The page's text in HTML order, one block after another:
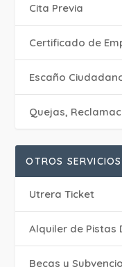
Cita Previa
Certificado de
Escaño
Quejas,
OTROS SERVICIOS
Utrera Ticket
Alquiler de Pistas
Becas y